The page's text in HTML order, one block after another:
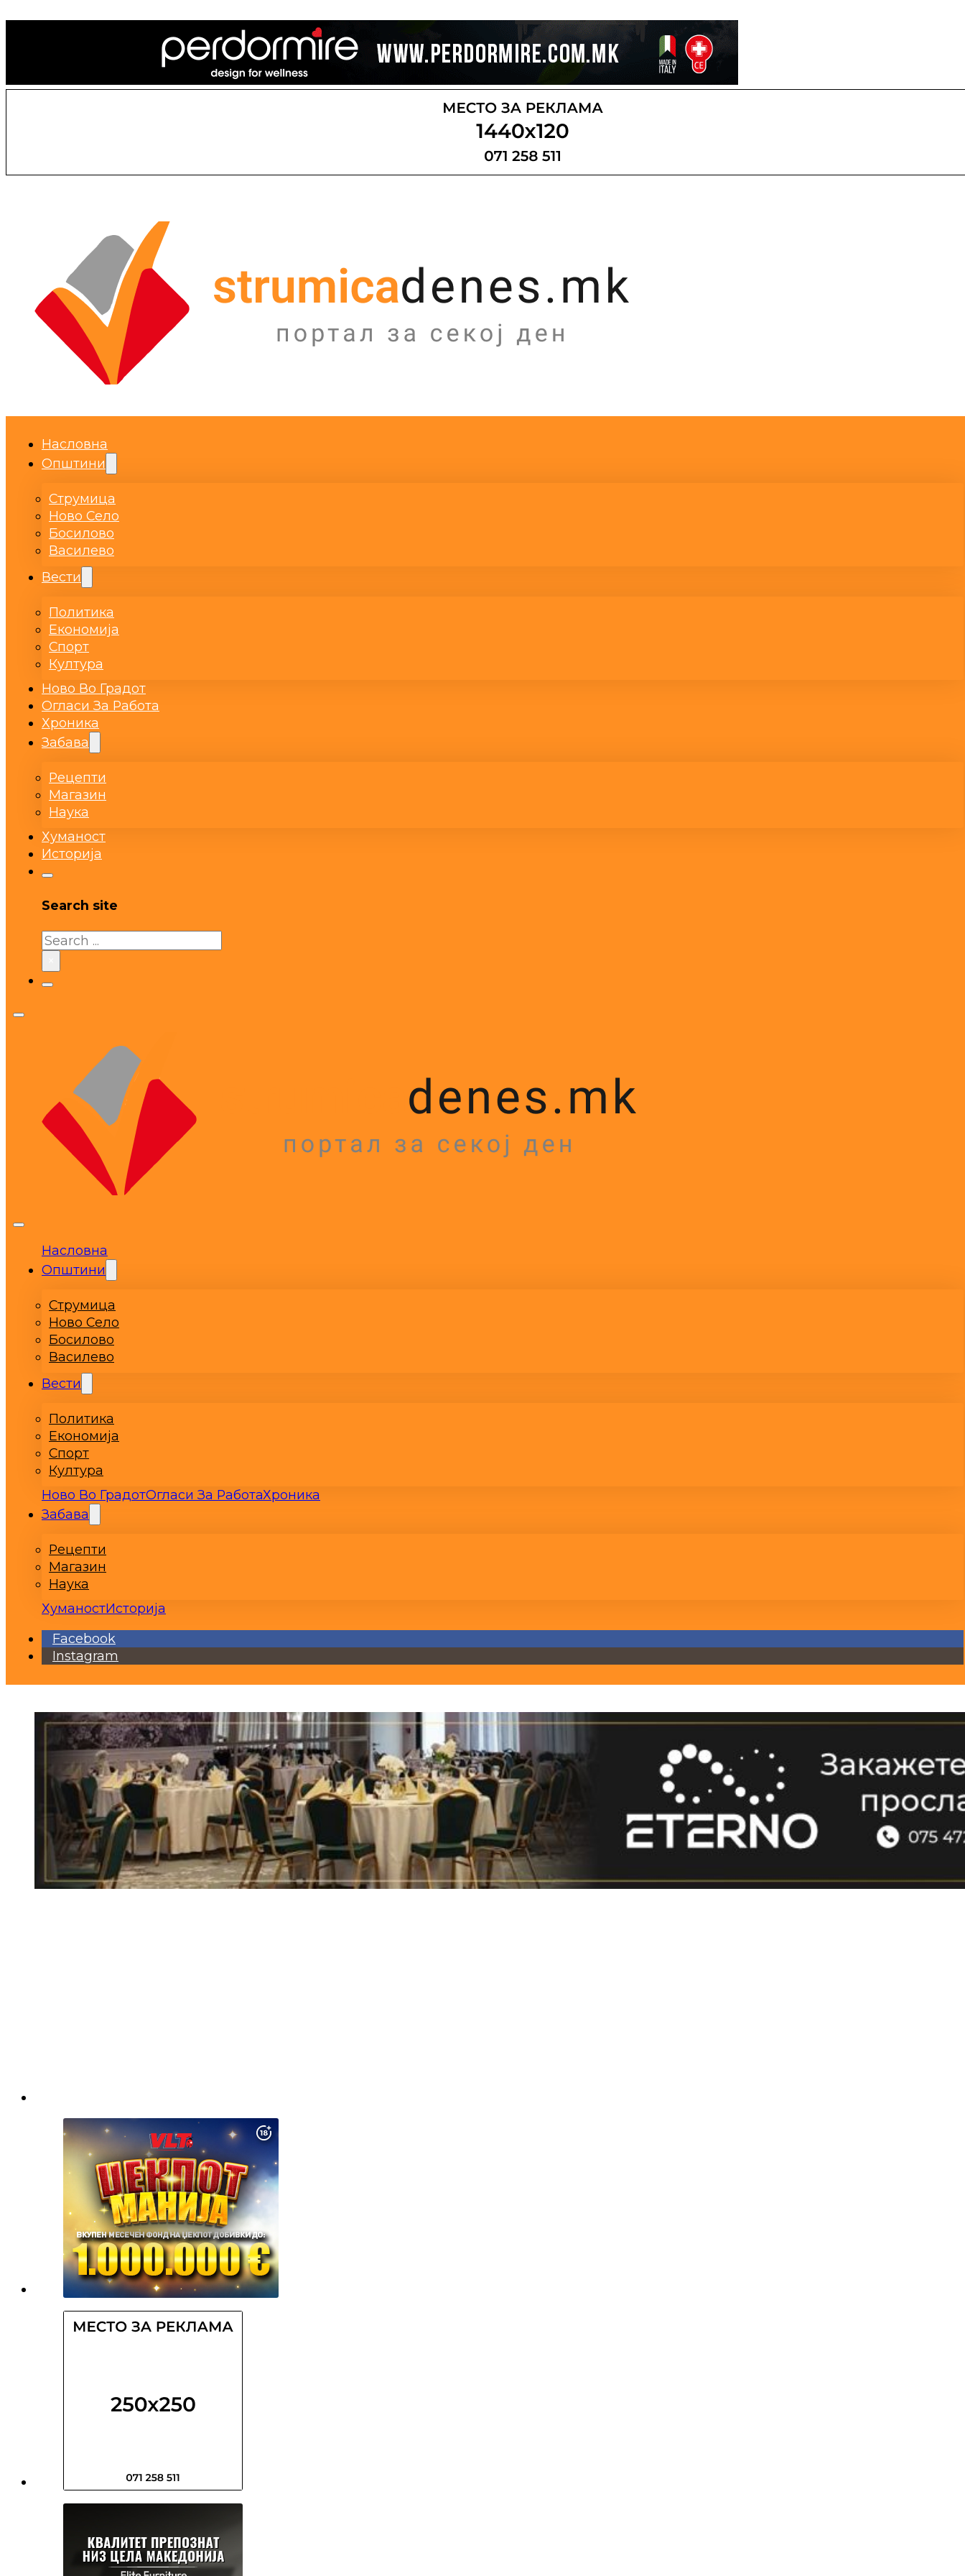
Насловна
Општини
Струмица
Ново Село
Босилово
Василево
Вести
Политика
Економија
Спорт
Култура
Ново Во Градот
Огласи За Работа
Хроника
Забава
Рецепти
Магазин
Наука
Хуманост
Историја
Search site
Search
Насловна
Општини
Струмица
Ново Село
Босилово
Василево
Вести
Политика
Економија
Спорт
Култура
Ново Во ГрадотОгласи За РаботаХроника
Забава
Рецепти
Магазин
Наука
ХуманостИсторија
Facebook
Instagram